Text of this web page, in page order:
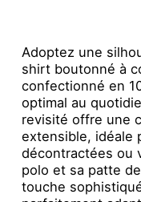
Adoptez une
shirt boutonné à
confectionné en
optimal au
revisité offre une
extensible, idéale
décontractées ou
polo et sa patte
touche